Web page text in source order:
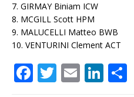
7. GIRMAY Biniam ICW
8. MCGILL Scott HPM
9. MALUCELLI Matteo BWB
10. VENTURINI Clement ACT
F T E Li